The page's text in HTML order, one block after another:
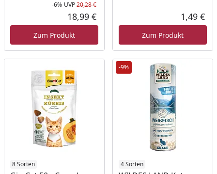
Rabatt in Prozent
-6%
Ursprünglicher Preis
UVP20,28 €
Aktueller Preis
18,99 €
Zum Produkt
1,49 €
Zum Produkt
8 Sorten
Produkt am Lager
-9%
4 Sorten
Produkt am Lager